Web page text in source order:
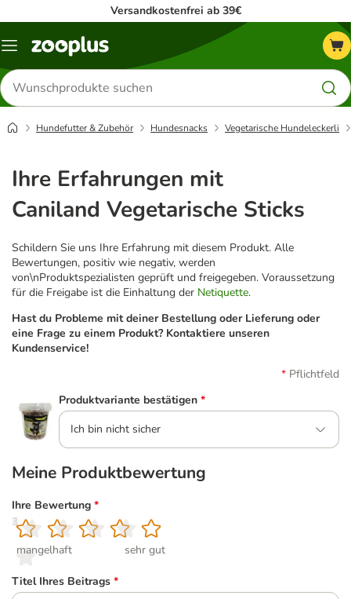
Versandkostenfrei ab 39€
Menü
Produkte
suchen
Hundefutter & Zubehör Hundesnacks Vegetarische Hundeleckerli
Ihre Erfahrungen mit
Caniland Vegetarische Sticks
Schildern Sie uns Ihre Erfahrung mit diesem Produkt. Alle
Bewertungen, positiv wie negativ, werden
von\nProduktspezialisten geprüft und freigegeben. Voraussetzung
für die Freigabe ist die Einhaltung der Netiquette.
Hast du Probleme mit deiner Bestellung oder Lieferung oder
eine Frage zu einem Produkt? Kontaktiere unseren
Kundenservice!
Pflichtfeld
Produktvariante bestätigen *
Ich bin nicht sicher
Meine Produktbewertung
Ihre Bewertung *
1
mangelhaft
2
3
4
5
sehr gut
Titel Ihres Beitrags *